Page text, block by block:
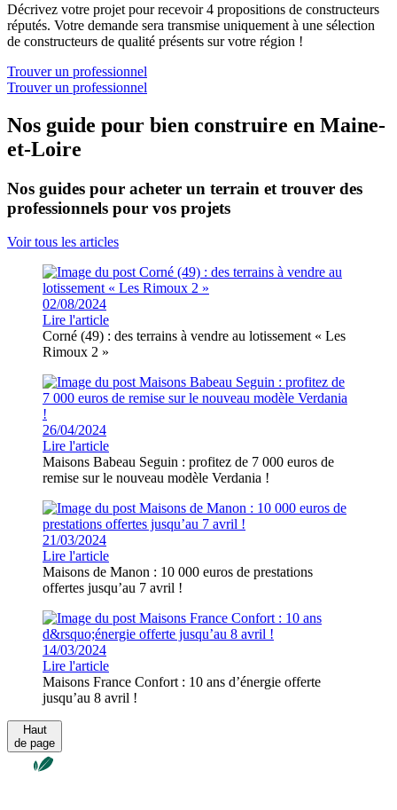
Décrivez votre projet pour recevoir 4 propositions de constructeurs
réputés. Votre demande sera transmise uniquement à une sélection
de constructeurs de qualité présents sur votre région !
Trouver un professionnel
Trouver un professionnel
Nos guide pour bien construire en Maine-
et-Loire
Nos guides pour acheter un terrain et trouver des
professionnels pour vos projets
Voir tous les articles
02/08/2024
Lire l'article
Corné (49) : des terrains à vendre au lotissement « Les
Rimoux 2 »
26/04/2024
Lire l'article
Maisons Babeau Seguin : profitez de 7 000 euros de
remise sur le nouveau modèle Verdania !
21/03/2024
Lire l'article
Maisons de Manon : 10 000 euros de prestations
offertes jusqu’au 7 avril !
14/03/2024
Lire l'article
Maisons France Confort : 10 ans d’énergie offerte
jusqu’au 8 avril !
Haut
de page